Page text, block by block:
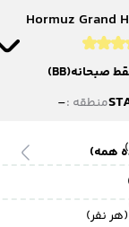
همه)
Hormuz Grand
صبحانه(BB)
منطقه :-
نفر)